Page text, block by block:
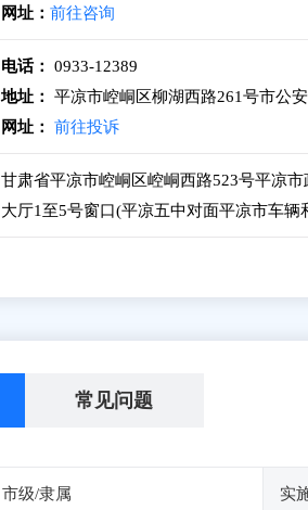
网址： 前往咨询
电话：
0933-12389
地址：
平凉市崆峒区柳湖西路261号市公
网址：
前往投诉
甘肃省平凉市崆峒区崆峒西路523号平凉
大厅1至5号窗口(平凉五中对面平凉市车辆
常见问题
市级/隶属 实